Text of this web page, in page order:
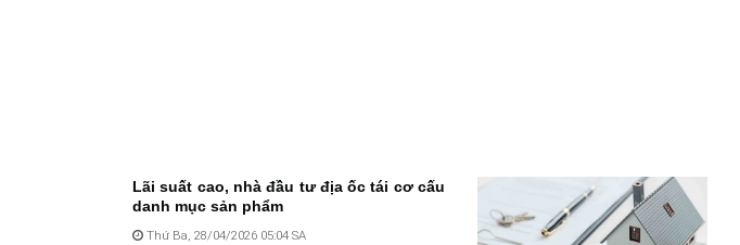
Lãi suất cao, nhà đầu tư địa ốc tái cơ cấu
danh mục sản phẩm
Thứ Ba, 28/04/2026 05:04 SA